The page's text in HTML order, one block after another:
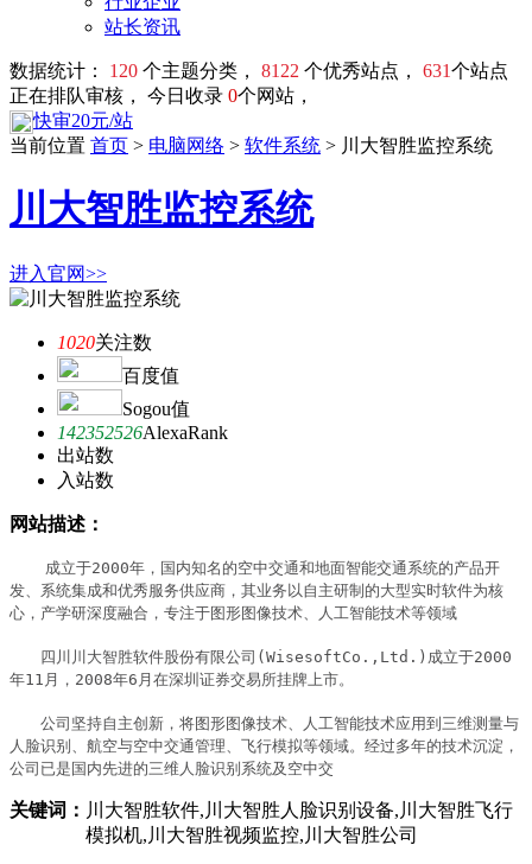
站长资讯
数据统计： 120 个主题分类， 8122 个优秀站点， 631个站点
正在排队审核， 今日收录 0个网站，
快审20元/站
当前位置 首页 > 电脑网络 > 软件系统 > 川大智胜监控系统
川大智胜监控系统
进入官网>>
1020关注数
百度值
Sogou值
142352526AlexaRank
出站数
入站数
网站描述：
成立于2000年，国内知名的空中交通和地面智能交通系统的产品开
发、系统集成和优秀服务供应商，其业务以自主研制的大型实时软件为核
心，产学研深度融合，专注于图形图像技术、人工智能技术等领域
四川川大智胜软件股份有限公司(WisesoftCo.,Ltd.)成立于2000
年11月，2008年6月在深圳证券交易所挂牌上市。
公司坚持自主创新，将图形图像技术、人工智能技术应用到三维测量与
人脸识别、航空与空中交通管理、飞行模拟等领域。经过多年的技术沉淀，
公司已是国内先进的三维人脸识别系统及空中交
关键词： 川大智胜软件,川大智胜人脸识别设备,川大智胜飞行
模拟机,川大智胜视频监控,川大智胜公司